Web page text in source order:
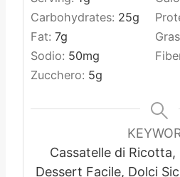
Carbohydrates: 25g
Fat: 7g
Sodio: 50mg
Zucchero: 5g
Cassatelle di
Dessert Facile, Dolci